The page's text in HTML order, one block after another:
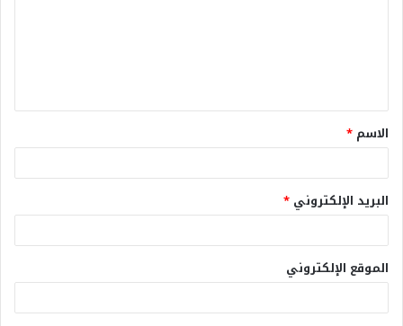
الاسم *
البريد الإلكتروني *
الموقع الإلكتروني